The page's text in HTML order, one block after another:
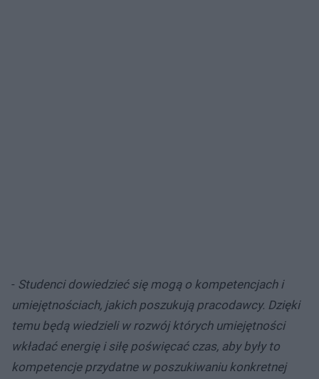
- Studenci dowiedzieć się mogą o kompetencjach i
umiejętnościach, jakich poszukują pracodawcy. Dzięki
temu będą wiedzieli w rozwój których umiejętności
wkładać energię i siłę poświęcać czas, aby były to
kompetencje przydatne w poszukiwaniu konkretnej